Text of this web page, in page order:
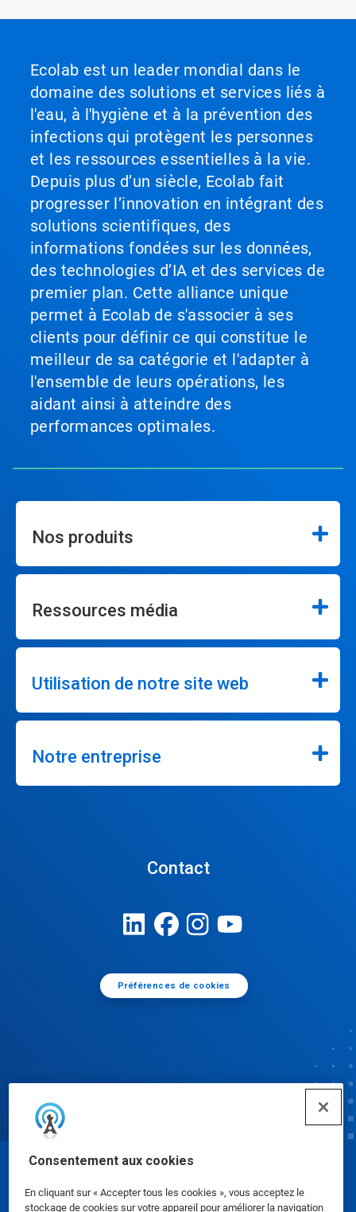
Consentement aux cookies
En cliquant sur « Accepter tous les cookies », vous acceptez le
stockage de cookies sur votre appareil pour améliorer la navigation
Ecolab est un leader mondial dans le
domaine des solutions et services liés à
l'eau, à l'hygiène et à la prévention des
infections qui protègent les personnes
et les ressources essentielles à la vie.
Depuis plus d’un siècle, Ecolab fait
progresser l’innovation en intégrant des
solutions scientifiques, des
informations fondées sur les données,
des technologies d’IA et des services de
premier plan. Cette alliance unique
permet à Ecolab de s'associer à ses
clients pour définir ce qui constitue le
meilleur de sa catégorie et l'adapter à
l'ensemble de leurs opérations, les
aidant ainsi à atteindre des
performances optimales.
Nos produits
Ressources média
Utilisation de notre site web
Notre entreprise
Contact
Préférences de cookies